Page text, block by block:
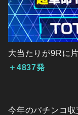
大当たりが9Rに
＋4837発
今年のパチンコ収